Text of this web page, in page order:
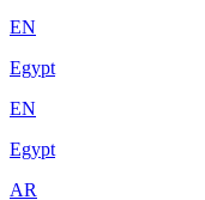
EN
Egypt
EN
Egypt
AR